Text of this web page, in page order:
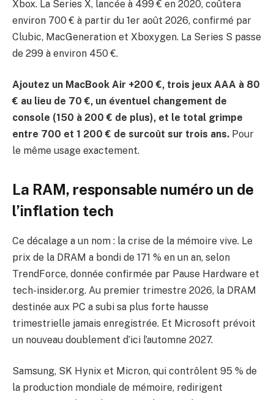
Xbox. La Series X, lancée à 499 € en 2020, coûtera
environ 700 € à partir du 1er août 2026, confirmé par
Clubic, MacGeneration et Xboxygen. La Series S passe
de 299 à environ 450 €.
Ajoutez un MacBook Air +200 €, trois jeux AAA à 80
€ au lieu de 70 €, un éventuel changement de
console (150 à 200 € de plus), et le total grimpe
entre 700 et 1 200 € de surcoût sur trois ans. Pour
le même usage exactement.
La RAM, responsable numéro un de
l’inflation tech
Ce décalage a un nom : la crise de la mémoire vive. Le
prix de la DRAM a bondi de 171 % en un an, selon
TrendForce, donnée confirmée par Pause Hardware et
tech-insider.org. Au premier trimestre 2026, la DRAM
destinée aux PC a subi sa plus forte hausse
trimestrielle jamais enregistrée. Et Microsoft prévoit
un nouveau doublement d’ici l’automne 2027.
Samsung, SK Hynix et Micron, qui contrôlent 95 % de
la production mondiale de mémoire, redirigent